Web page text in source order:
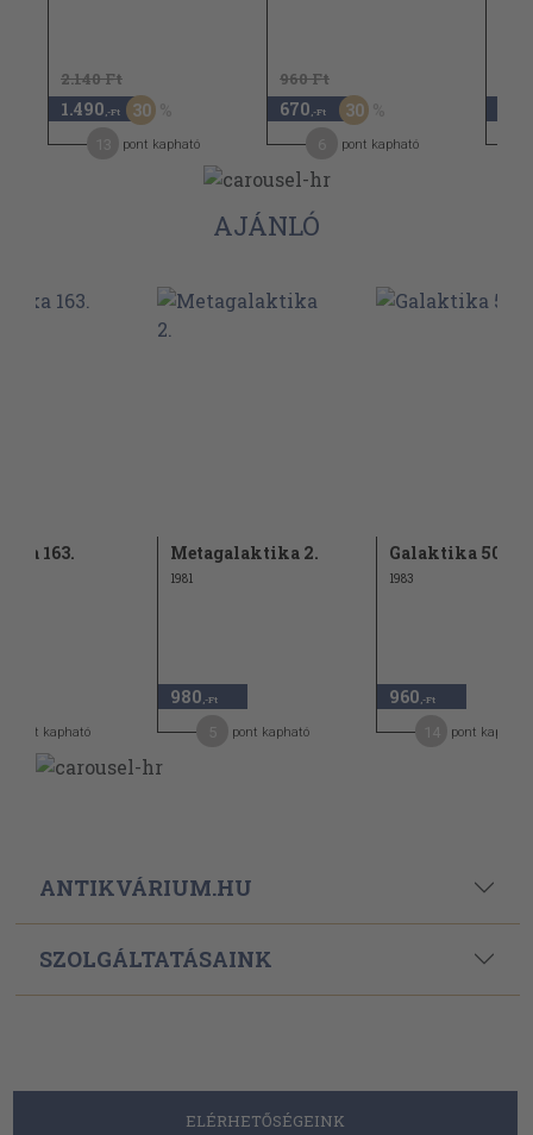
2.140 Ft
1.490 ,-Ft 30
pont kapható
960 Ft
670 ,-Ft 30
pont kapható
AJÁNLÓ
163.
pont kapható
Metagalaktika 2.
1981
980 ,-Ft
pont kapható
Galaktika 50.
1983
960 ,-Ft
pont kapható
ANTIKVÁRIUM.HU
SZOLGÁLTATÁSAINK
ELÉRHETŐSÉGEINK